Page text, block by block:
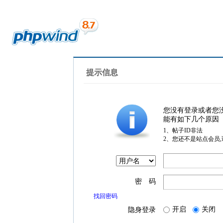
提示信息
您没有登录或者您
能有如下几个原因
1、帖子ID非法
2、您还不是站点会员
密 码
找回密码
隐身登录 开启 关闭